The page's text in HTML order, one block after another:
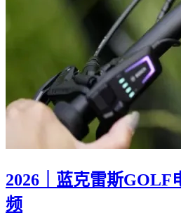
2026｜蓝克雷斯GOLF
频